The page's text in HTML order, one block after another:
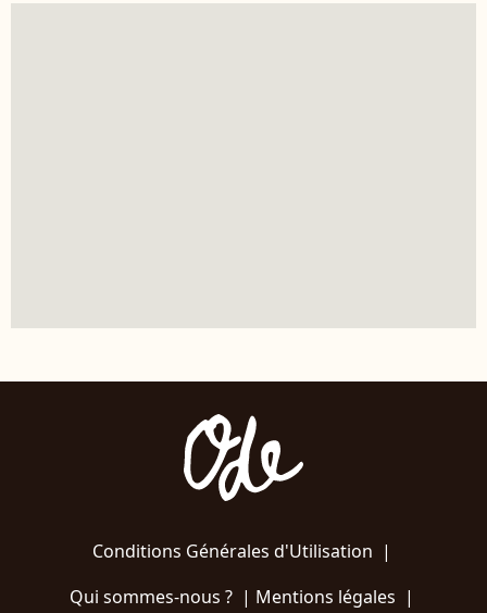
Conditions Générales d'Utilisation |
Qui sommes-nous ?| Mentions légales |